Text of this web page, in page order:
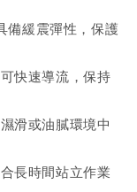
備緩震彈性，保護
快速導流，保持
滑或油膩環境中
長時間站立作業